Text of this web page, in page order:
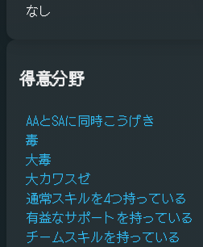
なし
得意分野
AAとSAに同時こうげき
毒
大毒
大カワスゼ
通常スキルを4つ持っている
有益なサポートを持っている
チームスキルを持っている